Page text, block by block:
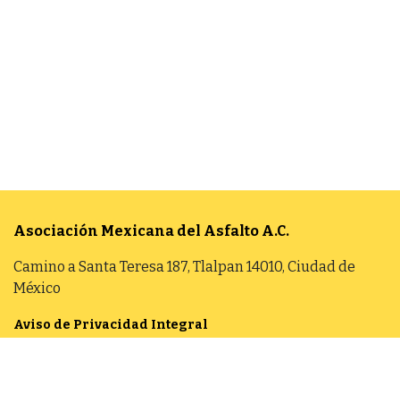
Asociación Mexicana del Asfalto A.C.
Camino a Santa Teresa 187, Tlalpan 14010, Ciudad de
México
Aviso de Privacidad Integral